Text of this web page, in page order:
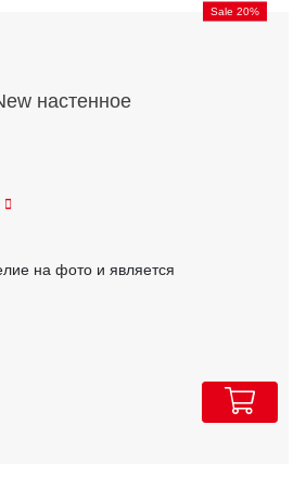
Sale 20%
настенное
на фото и является